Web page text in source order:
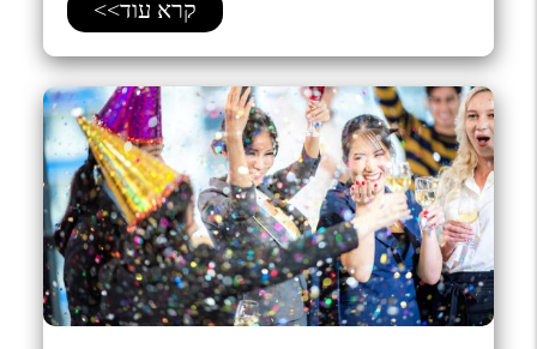
קרא עוד>>